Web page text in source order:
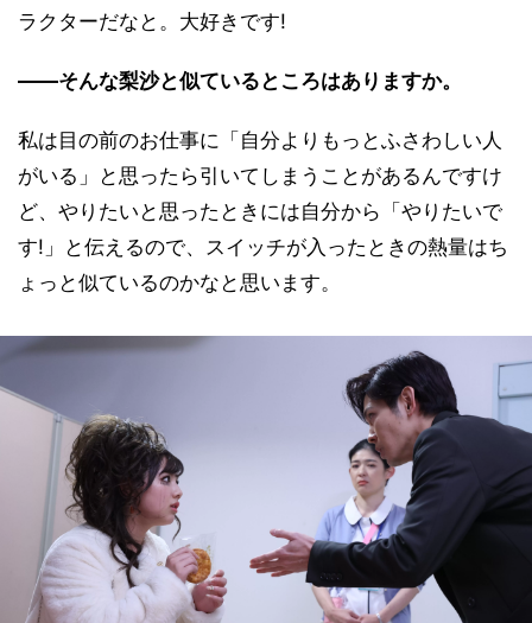
ラクターだなと。大好きです!
――そんな梨沙と似ているところはありますか。
私は目の前のお仕事に「自分よりもっとふさわしい人
がいる」と思ったら引いてしまうことがあるんですけ
ど、やりたいと思ったときには自分から「やりたいで
す!」と伝えるので、スイッチが入ったときの熱量はち
ょっと似ているのかなと思います。